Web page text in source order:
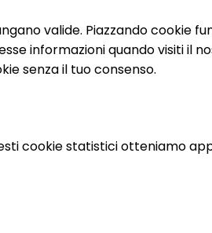
valide. Piazzando cookie
informazioni quando visiti il
senza il tuo consenso.
cookie statistici otteniamo